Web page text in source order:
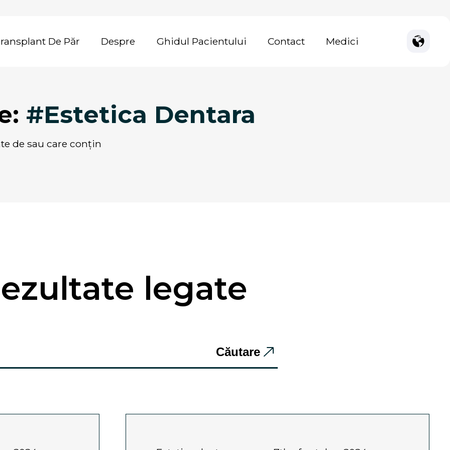
Transplant De Păr Despre Ghidul Pacientului Contact Medici
#Estetica Dentara
legate
Căutare